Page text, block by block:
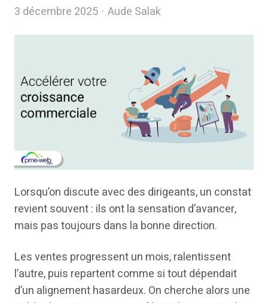
3 décembre 2025 Author
Aude Salak
Lorsqu’on discute avec des dirigeants, un constat
revient souvent : ils ont la sensation d’avancer,
mais pas toujours dans la bonne direction.
Les ventes progressent un mois, ralentissent
l’autre, puis repartent comme si tout dépendait
d’un alignement hasardeux. On cherche alors une